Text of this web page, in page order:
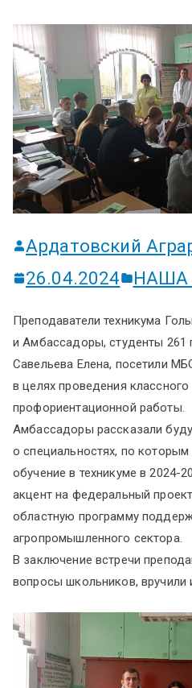
Ардатовский
26.04.2024
НАША
Преподаватели техникума
и Амбассадоры, студенты 261
Савельева Елена, посетили
в целях проведения
профориентационной работы.
Амбассадоры рассказали
о специальностях, по
обучение в техникуме в 2024-
акцент на федеральный
областную программу
агропромышленного сектора.
В заключение встречи
вопросы школьников,